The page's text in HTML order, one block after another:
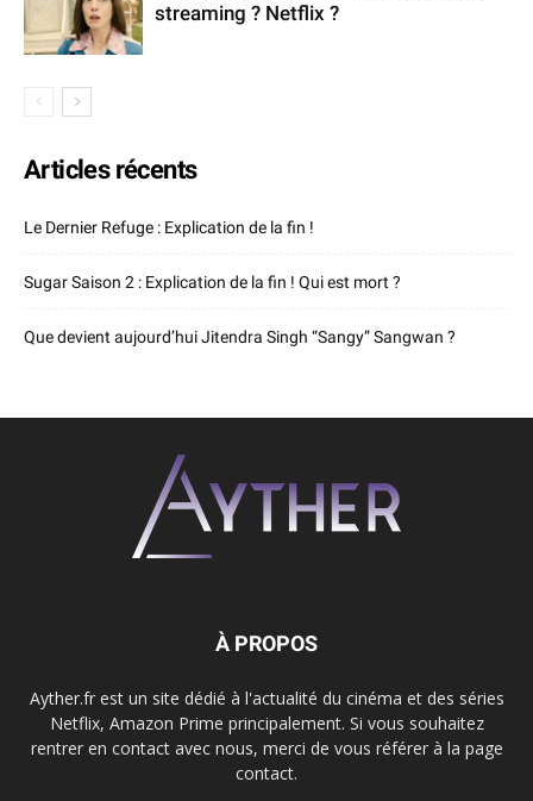
streaming ? Netflix ?
Articles récents
Le Dernier Refuge : Explication de la fin !
Sugar Saison 2 : Explication de la fin ! Qui est mort ?
Que devient aujourd’hui Jitendra Singh “Sangy” Sangwan ?
À PROPOS
Ayther.fr est un site dédié à l'actualité du cinéma et des séries
Netflix, Amazon Prime principalement. Si vous souhaitez
rentrer en contact avec nous, merci de vous référer à la page
contact.